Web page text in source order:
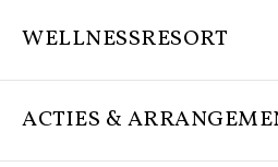
WELLNESSRESORT
ACTIES &